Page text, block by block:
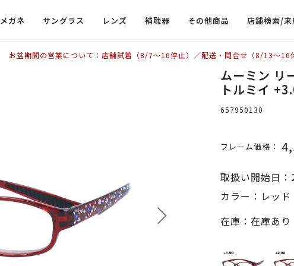
メガネ サングラス レンズ 補聴器 その他商品 店舗検索/
お盆期間の営業について：店舗試着（8/7〜16停止）／配送・問合せ（8/13〜16
ムーミン リ
トルミイ
657950130
フレーム価格：
取扱い開始日
カラー：レッ
在庫：在庫あり